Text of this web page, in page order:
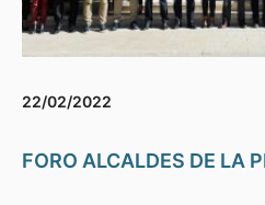
22/02/2022
FORO ALCALDES DE LA